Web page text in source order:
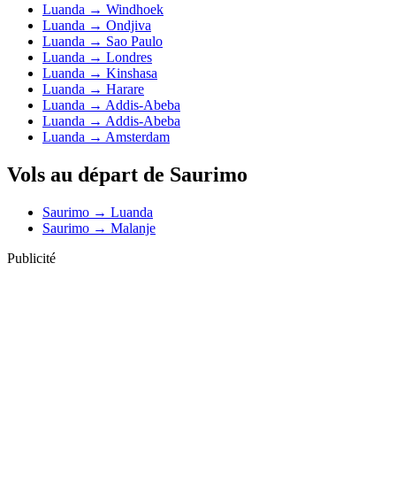
Luanda → Windhoek
Luanda → Ondjiva
Luanda → Sao Paulo
Luanda → Londres
Luanda → Kinshasa
Luanda → Harare
Luanda → Addis-Abeba
Luanda → Addis-Abeba
Luanda → Amsterdam
Vols au départ de Saurimo
Saurimo → Luanda
Saurimo → Malanje
Publicité